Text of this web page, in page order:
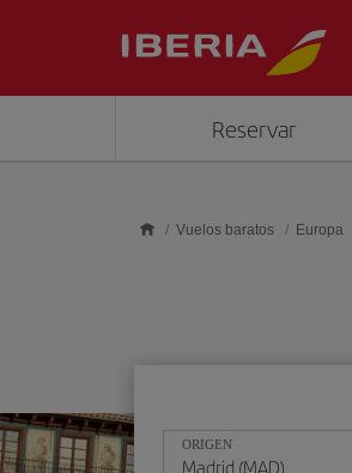
Reservar
Vuelos baratos Europa
ORIGEN